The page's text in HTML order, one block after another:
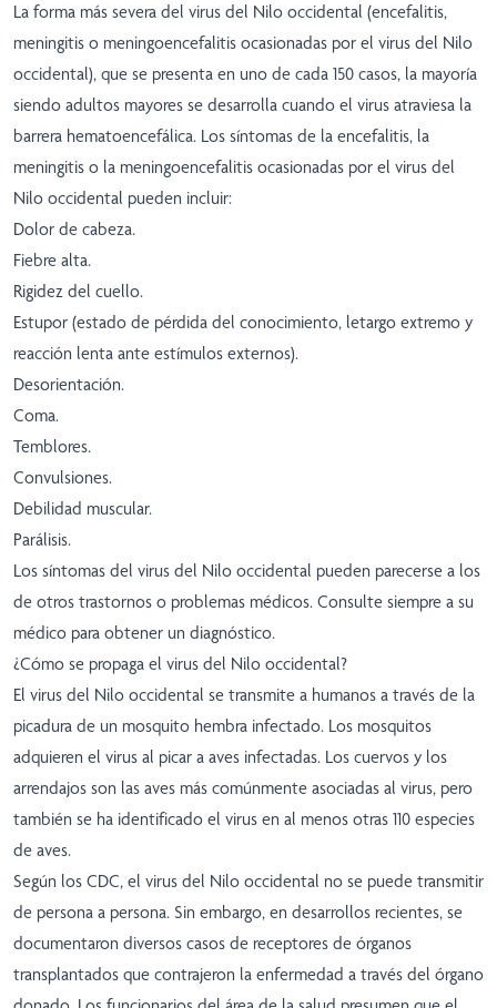
La forma más severa del virus del Nilo occidental (encefalitis,
meningitis o meningoencefalitis ocasionadas por el virus del Nilo
occidental), que se presenta en uno de cada 150 casos, la mayoría
siendo adultos mayores se desarrolla cuando el virus atraviesa la
barrera hematoencefálica. Los síntomas de la encefalitis, la
meningitis o la meningoencefalitis ocasionadas por el virus del
Nilo occidental pueden incluir:
Dolor de cabeza.
Fiebre alta.
Rigidez del cuello.
Estupor (estado de pérdida del conocimiento, letargo extremo y
reacción lenta ante estímulos externos).
Desorientación.
Coma.
Temblores.
Convulsiones.
Debilidad muscular.
Parálisis.
Los síntomas del virus del Nilo occidental pueden parecerse a los
de otros trastornos o problemas médicos. Consulte siempre a su
médico para obtener un diagnóstico.
¿Cómo se propaga el virus del Nilo occidental?
El virus del Nilo occidental se transmite a humanos a través de la
picadura de un mosquito hembra infectado. Los mosquitos
adquieren el virus al picar a aves infectadas. Los cuervos y los
arrendajos son las aves más comúnmente asociadas al virus, pero
también se ha identificado el virus en al menos otras 110 especies
de aves.
Según los CDC, el virus del Nilo occidental no se puede transmitir
de persona a persona. Sin embargo, en desarrollos recientes, se
documentaron diversos casos de receptores de órganos
transplantados que contrajeron la enfermedad a través del órgano